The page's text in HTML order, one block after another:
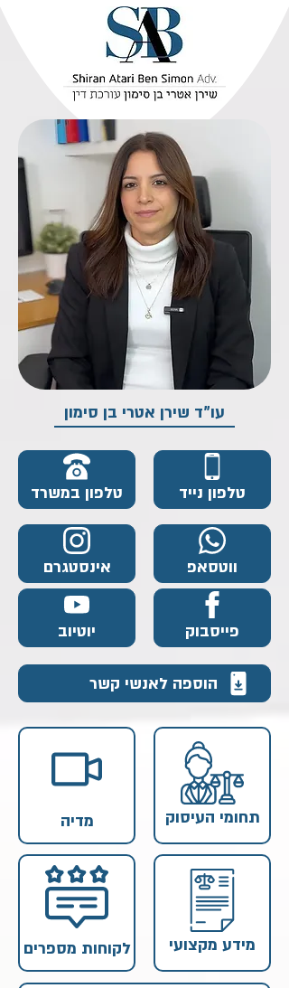
עו"ד שירן אטרי בן סימון
טלפון נייד טלפון במשרד
ווטסאפ אינסטגרם
פייסבוק יוטיוב
הוספה לאנשי קשר
תחומי העיסוק מדיה
מידע מקצועי לקוחות מספרים